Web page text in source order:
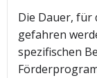
Die Dauer, für
gefahren
spezifischen